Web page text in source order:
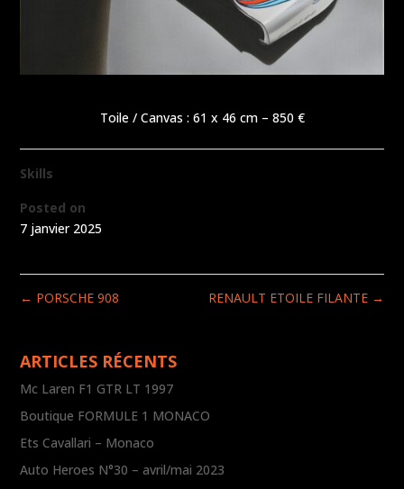
Toile / Canvas : 61 x 46 cm – 850 €
Skills
Posted on
7 janvier 2025
← PORSCHE 908 RENAULT ETOILE FILANTE →
ARTICLES RÉCENTS
Mc Laren F1 GTR LT 1997
Boutique FORMULE 1 MONACO
Ets Cavallari – Monaco
Auto Heroes N°30 – avril/mai 2023